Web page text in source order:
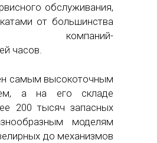
обслуживания,
от большинства
компаний-
часов.
самым высокоточным
а на его складе
200 тысяч запасных
моделям
до механизмов